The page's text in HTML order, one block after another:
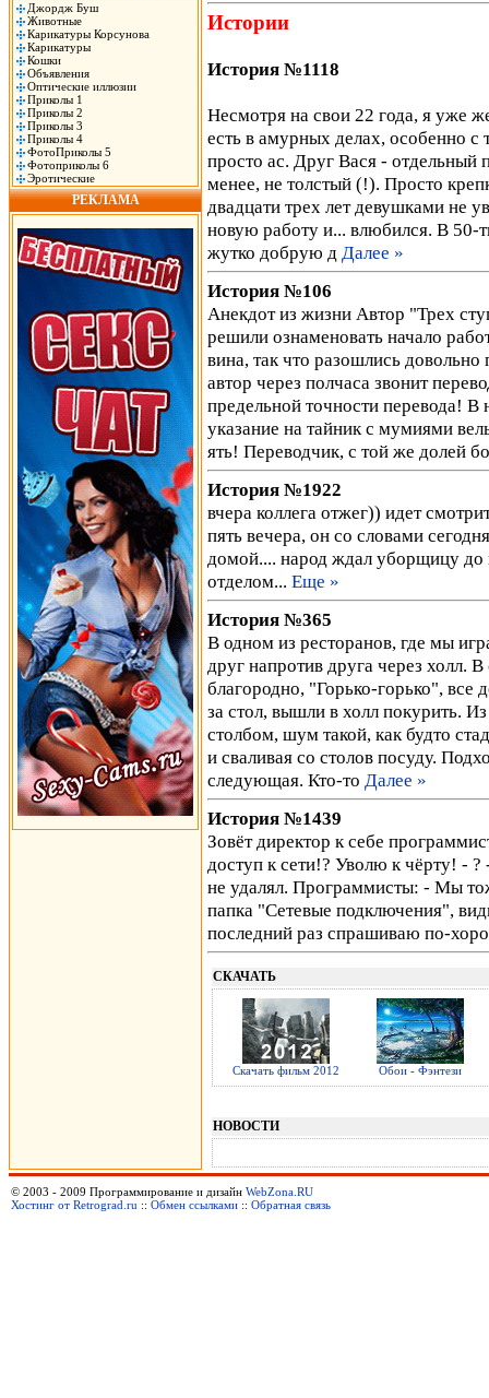
Джордж Буш
Животные
Карикатуры Корсунова
Карикатуры
Кошки
Объявления
Оптические иллюзии
Приколы 1
Приколы 2
Приколы 3
Приколы 4
ФотоПриколы 5
Фотоприколы 6
Эротические
РЕКЛАМА
Истории
История №1118
Несмотря на свои 22 года, я уже
есть в амурных делах, особенно с
просто ас. Друг Вася - отдельный
менее, не толстый (!). Просто
двадцати трех лет девушками не
новую работу и... влюбился. В 50-
жутко добрую д Далее »
История №106
Анекдот из жизни Автор "Трех
решили ознаменовать начало
вина, так что разошлись
автор через полчаса звонит
предельной точности перевода! В
указание на тайник с мумиями
ять! Переводчик, с той же долей
История №1922
вчера коллега отжег)) идет
пять вечера, он со словами
домой.... народ ждал уборщицу до
отделом... Еще »
История №365
В одном из ресторанов, где мы
друг напротив друга через холл.
благородно, "Горько-горько", все
за стол, вышли в холл покурить.
столбом, шум такой, как будто
и сваливая со столов посуду.
следующая. Кто-то Далее »
История №1439
Зовёт директор к себе
доступ к сети!? Уволю к чёрту! -
не удалял. Программисты: - Мы
папка "Сетевые подключения",
последний раз спрашиваю по-
СКАЧАТЬ
Скачать фильм 2012 Обои - Фэнтези
НОВОСТИ
© 2003 - 2009 Программирование и дизайн WebZona.RU
Хостинг от Retrograd.ru :: Обмен ссылками :: Обратная связь